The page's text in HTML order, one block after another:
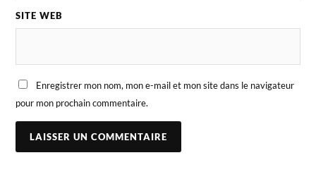
SITE WEB
Enregistrer mon nom, mon e-mail et mon site dans le navigateur
pour mon prochain commentaire.